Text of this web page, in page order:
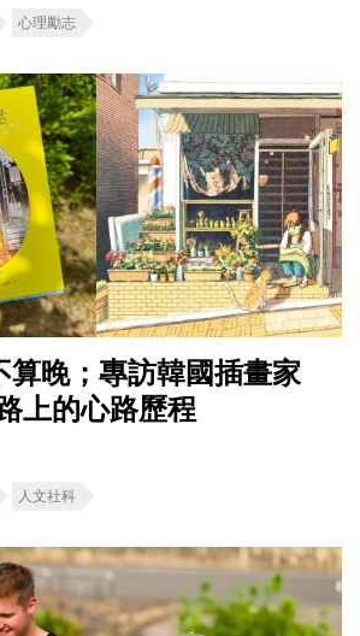
心理勵志
算晚；專訪韓國插畫家
上的心路歷程
人文社科